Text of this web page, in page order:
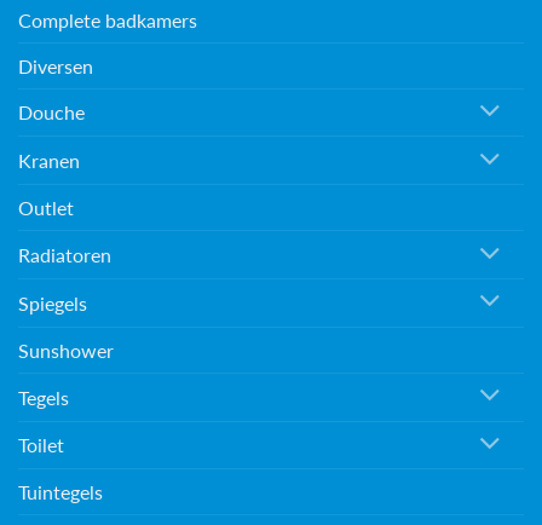
Complete badkamers
Diversen
Douche
Kranen
Outlet
Radiatoren
Spiegels
Sunshower
Tegels
Toilet
Tuintegels